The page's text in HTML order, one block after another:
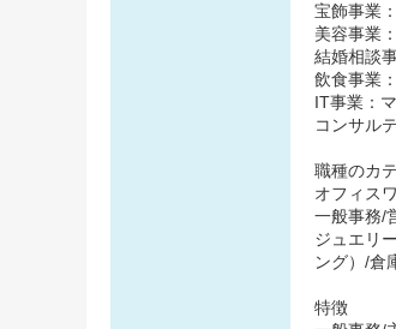
宝飾事業
美容事業
結婚相談
飲食事業
IT事業：
コンサル
職種のカ
オフィス
一般事務/
ジュエリ
ング）/倉
特徴